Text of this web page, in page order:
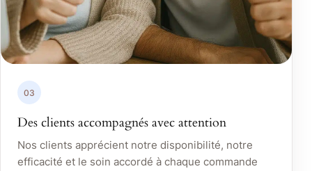
03
Des clients accompagnés avec attention
Nos clients apprécient notre disponibilité, notre
efficacité et le soin accordé à chaque commande